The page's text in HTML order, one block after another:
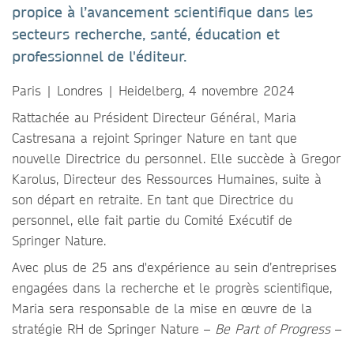
propice à l’avancement scientifique dans les
secteurs recherche, santé, éducation et
professionnel de l'éditeur.
Paris | Londres | Heidelberg, 4 novembre 2024
Rattachée au Président Directeur Général, Maria
Castresana a rejoint Springer Nature en tant que
nouvelle Directrice du personnel. Elle succède à Gregor
Karolus, Directeur des Ressources Humaines, suite à
son départ en retraite. En tant que Directrice du
personnel, elle fait partie du Comité Exécutif de
Springer Nature.
Avec plus de 25 ans d'expérience au sein d’entreprises
engagées dans la recherche et le progrès scientifique,
Maria sera responsable de la mise en œuvre de la
stratégie RH de Springer Nature – Be Part of Progress–